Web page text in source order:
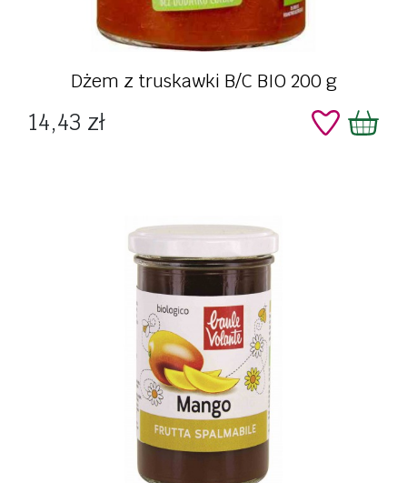
Dżem z truskawki B/C BIO 200 g
Cena
14,43 zł